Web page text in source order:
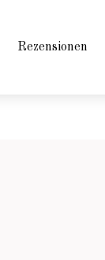
Rezensionen